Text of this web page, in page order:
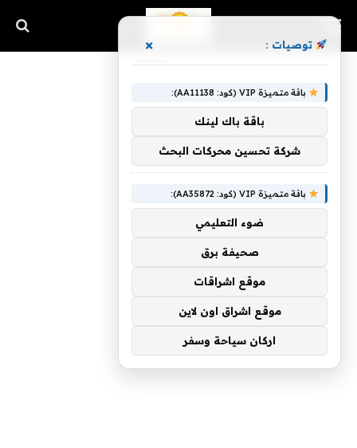
توصيات : ×
باقة متميزة VIP (كود: AA11138):
باقة باك لينك
شركة تحسين محركات البحث
باقة متميزة VIP (كود: AA35872):
ضوء التعليمي
صحيفة برق
موقع اشراقات
موقع اشراق اون لاين
اركان سياحة وسفر